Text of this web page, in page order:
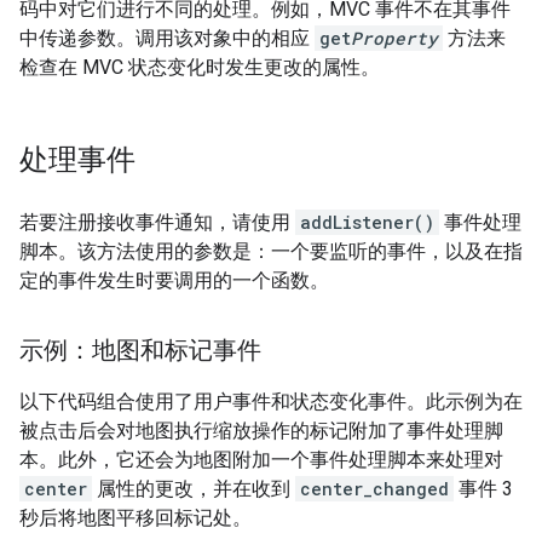
码中对它们进行不同的处理。例如，MVC 事件不在其事件
中传递参数。调用该对象中的相应 getProperty 方法来
检查在 MVC 状态变化时发生更改的属性。
处理事件
若要注册接收事件通知，请使用 addListener() 事件处理
脚本。该方法使用的参数是：一个要监听的事件，以及在指
定的事件发生时要调用的一个函数。
示例：地图和标记事件
以下代码组合使用了用户事件和状态变化事件。此示例为在
被点击后会对地图执行缩放操作的标记附加了事件处理脚
本。此外，它还会为地图附加一个事件处理脚本来处理对
center 属性的更改，并在收到 center_changed 事件 3
秒后将地图平移回标记处。